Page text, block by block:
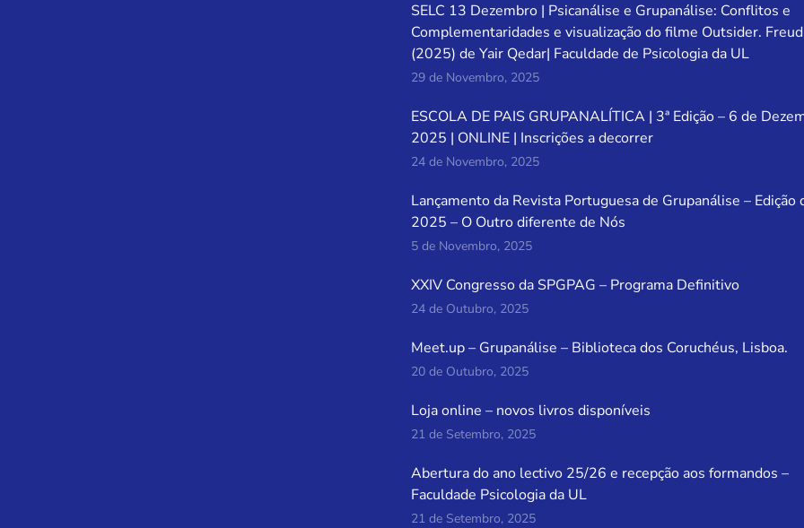
SELC 13 Dezembro | Psicanálise e Grupanálise: Conflitos e
Complementaridades e visualização do filme Outsider. Freud
(2025) de Yair Qedar| Faculdade de Psicologia da UL
29 de Novembro, 2025
ESCOLA DE PAIS GRUPANALÍTICA | 3ª Edição – 6 de
2025 | ONLINE | Inscrições a decorrer
24 de Novembro, 2025
Lançamento da Revista Portuguesa de Grupanálise – Edição
2025 – O Outro diferente de Nós
5 de Novembro, 2025
XXIV Congresso da SPGPAG – Programa Definitivo
24 de Outubro, 2025
Meet.up – Grupanálise – Biblioteca dos Coruchéus, Lisboa.
20 de Outubro, 2025
Loja online – novos livros disponíveis
21 de Setembro, 2025
Abertura do ano lectivo 25/26 e recepção aos formandos –
Faculdade Psicologia da UL
21 de Setembro, 2025